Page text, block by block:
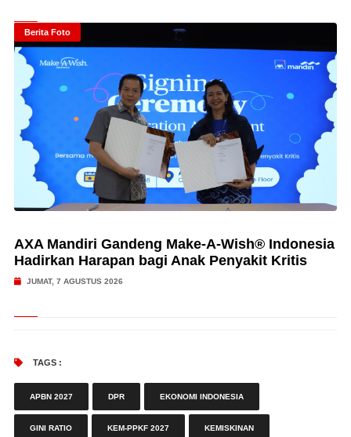
Berita Foto
AXA Mandiri Gandeng Make-A-Wish® Indonesia
Hadirkan Harapan bagi Anak Penyakit Kritis
JUMAT, 7 AGUSTUS 2026
TAGS :
APBN 2027 DPR EKONOMI INDONESIA
GINI RATIO KEM-PPKF 2027 KEMISKINAN